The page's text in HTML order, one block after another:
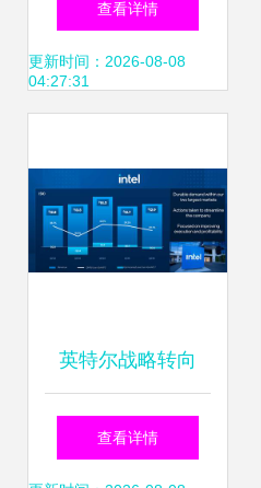
的基石
查看详情
更新时间：2026-08-08
04:27:31
英特尔战略转向
Q2业绩超预期后宣
查看详情